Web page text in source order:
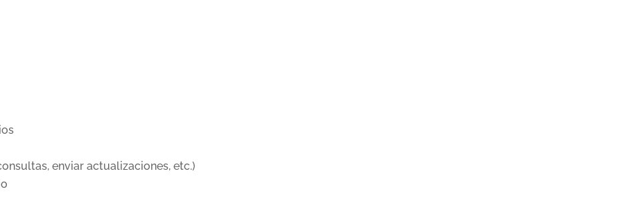
enviar actualizaciones, etc.)